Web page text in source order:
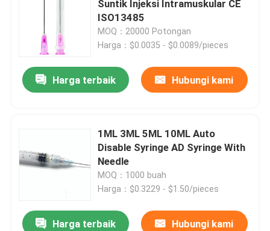
Suntik Injeksi Intramuskular CE
ISO13485
MOQ：20000 Potongan
Harga：$0.0035 - $0.0089/pieces
Harga terbaik Hubungi kami
1ML 3ML 5ML 10ML Auto
Disable Syringe AD Syringe With
Needle
MOQ：1000 buah
Harga：$0.3229 - $1.50/pieces
Harga terbaik Hubungi kami